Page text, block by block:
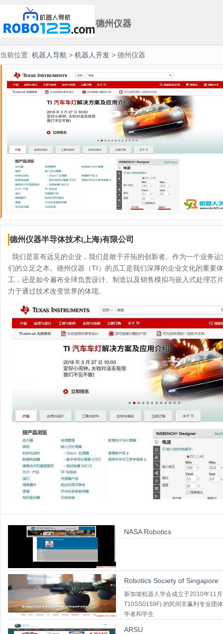
德州仪器
当前位置: 机器人导航 > 机器人开发 > 德州仪器
德州仪器半导体技术(上海)有限公司
我们是富有远见的企业，我们是敢于开拓的创新者。作为一个业务
们的立足之本。德州仪器（TI）的员工是我们深厚的企业文化的重要
工，还是如今遍布全球负责设计、制造以及销售模拟与嵌入式处理芯
力于通过技术改变世界的体现。
NASA Robotics
Robotics Society of Singapore
新加坡机器人学会成立于2010年11
T10SS0158F) 的民间非赢利专业团
学者和学生
ARSU